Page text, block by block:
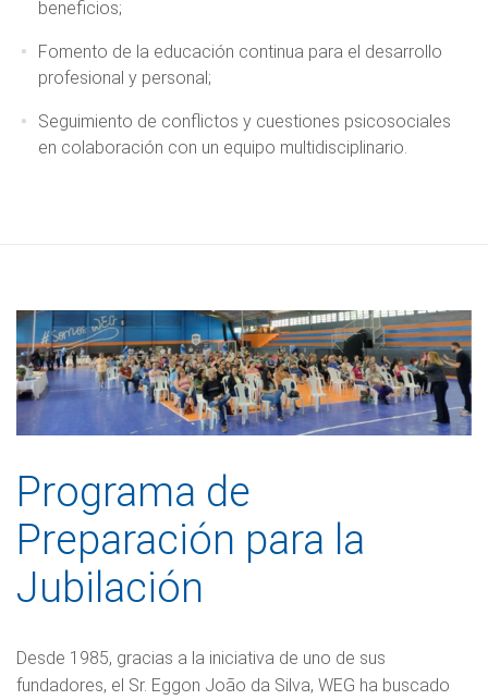
beneficios;
Fomento de la educación continua para el desarrollo
profesional y personal;
Seguimiento de conflictos y cuestiones psicosociales
en colaboración con un equipo multidisciplinario.
Programa de
Preparación para la
Jubilación
Desde 1985, gracias a la iniciativa de uno de sus
fundadores, el Sr. Eggon João da Silva, WEG ha buscado